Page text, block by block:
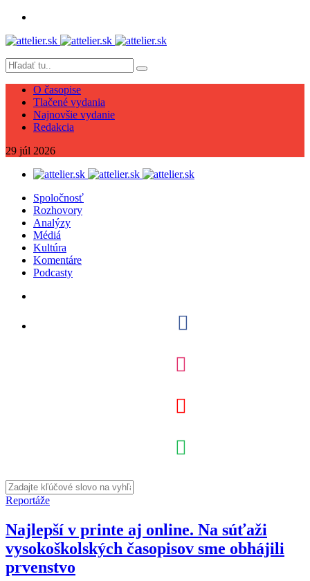
O časopise
Tlačené vydania
Najnovšie vydanie
Redakcia
29 júl 2026
Spoločnosť
Rozhovory
Analýzy
Médiá
Kultúra
Komentáre
Podcasty
Reportáže
Najlepší v printe aj online. Na súťaži
vysokoškolských časopisov sme obhájili
prvenstvo